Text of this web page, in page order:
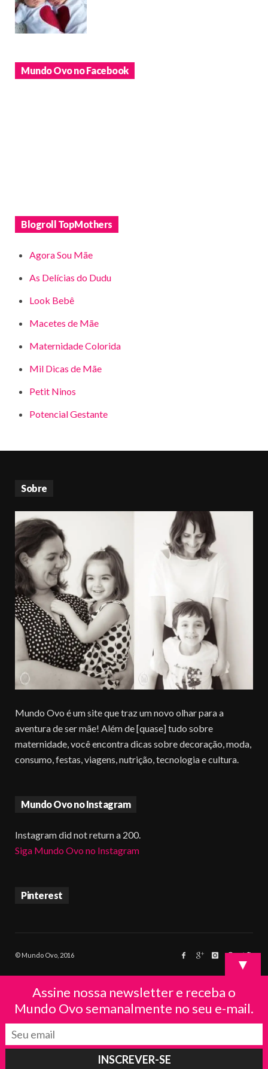
Mundo Ovo no Facebook
Blogroll TopMothers
Agora Sou Mãe
As Delícias do Dudu
Look Bebê
Macetes de Mãe
Maternidade Colorida
Mil Dicas de Mãe
Petit Ninos
Potencial Gestante
Sobre
Mundo Ovo é um site que traz um novo olhar para a
aventura de ser mãe! Além de [quase] tudo sobre
maternidade, você encontra dicas sobre decoração, moda,
consumo, festas, viagens, nutrição, tecnologia e cultura.
Mundo Ovo no Instagram
Instagram did not return a 200.
Siga Mundo Ovo no Instagram
Pinterest
© Mundo Ovo, 2016
▼
Assine nossa newsletter e receba o
Mundo Ovo semanalmente no seu e-mail.